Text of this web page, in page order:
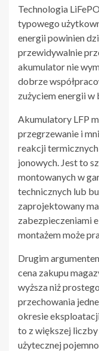
Technologia
typowego
energii powinien
przewidywalnie
akumulator nie
dobrze
zużyciem energii w
Akumulatory LFP
przegrzewanie i
reakcji
jonowych. Jest to
montowanych w
technicznych lub
zaprojektowany
zabezpieczeniami
montażem może
Drugim
cena zakupu
wyższa niż
przechowania
okresie
to z większej
użytecznej